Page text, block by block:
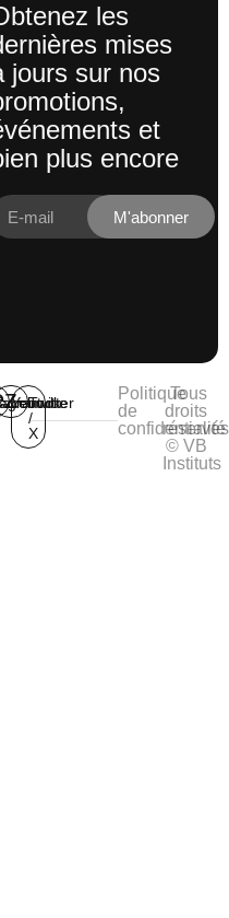
les
mises
jours sur nos
et
plus encore
M'abonner
Youtube
Twitter
/
X
Politique
de
confidentialité
Tous
droits
réservés
© VB
Instituts